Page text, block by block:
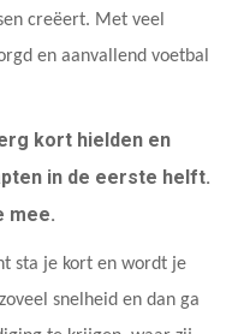
creëert. Met veel
en aanvallend voetbal
kort hielden en
in de eerste helft.
mee.
sta je kort en wordt je
snelheid en dan ga